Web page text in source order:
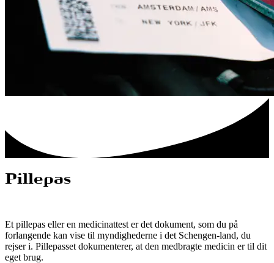
Pillepas
Et pillepas eller en medicinattest er det dokument, som du på
forlangende kan vise til myndighederne i det Schengen-land, du
rejser i. Pillepasset dokumenterer, at den medbragte medicin er til dit
eget brug.